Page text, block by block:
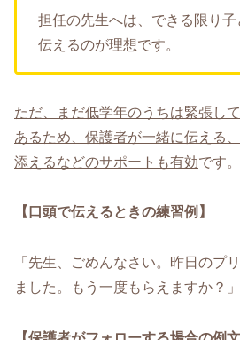
担任の先生へは、できる限り
伝えるのが理想です。
ただ、まだ低学年のうちは緊張し
あるため、保護者が一緒に伝える
添えるなどのサポートも有効です。
【口頭で伝えるときの練習例】
「先生、ごめんなさい。昨日のプ
ました。もう一度もらえますか？」